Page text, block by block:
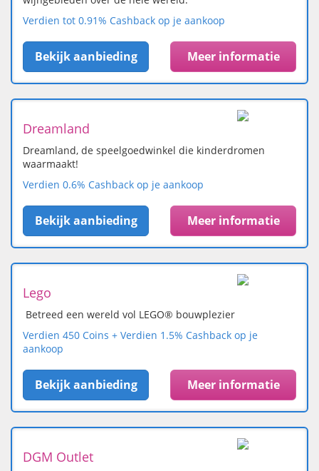
Verdien tot 0.91% Cashback op je aankoop
Bekijk aanbieding Meer informatie
Dreamland
Dreamland, de speelgoedwinkel die kinderdromen
waarmaakt!
Verdien 0.6% Cashback op je aankoop
Bekijk aanbieding Meer informatie
Lego
Betreed een wereld vol LEGO® bouwplezier
Verdien 450 Coins + Verdien 1.5% Cashback op je
aankoop
Bekijk aanbieding Meer informatie
DGM Outlet